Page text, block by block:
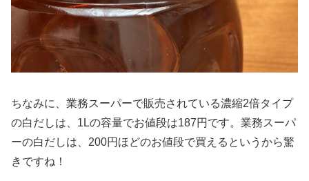
ちなみに、業務スーパーで販売されている濃縮2倍タイプ
の白だしは、1Lの容量でお値段は187円です。業務スーパ
ーの白だしは、200円ほどのお値段で買えるというから驚
きですね！